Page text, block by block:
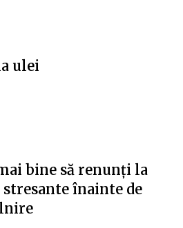
ulei
bine să renunți la
înainte de